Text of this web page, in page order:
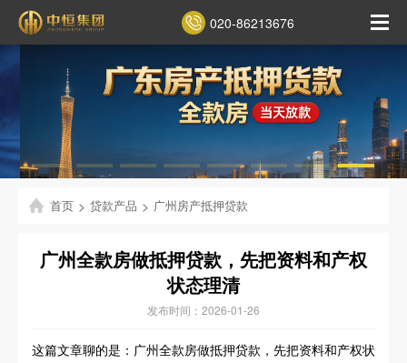
020-86213676
首页 > 贷款产品 > 广州房产抵押贷款
广州全款房做抵押贷款，先把资料和产权
状态理清
发布时间：2026-01-26
这篇文章聊的是：广州全款房做抵押贷款，先把资料和产权状